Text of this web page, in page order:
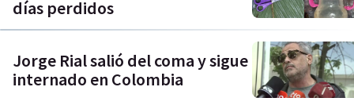
días perdidos
Jorge Rial salió del coma y sigue
internado en Colombia